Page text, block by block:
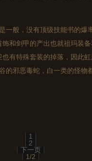
一般，没有顶级技能书的爆
和剑甲的产出也就祖玛装
有特殊套装的掉落，因此
的邪恶毒蛇，白一类的怪物
1
2
下一页
1/2